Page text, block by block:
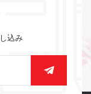
込み